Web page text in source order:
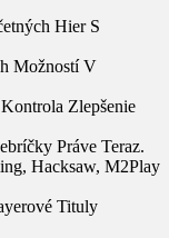
Hier S
Možností V
Zlepšenie
Práve Teraz.
Hacksaw, M2Play
Tituly